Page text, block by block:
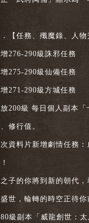
．【任務、殲魔錄、人
276-290級誅邪任務
275-290級仙備任務
271-290級方城任務
200級 每日個人副本「
修行值。
資料片新增劇情任務：
子的你將到新的朝代
世，輪轉的時空正待
級副本「威龍創世：